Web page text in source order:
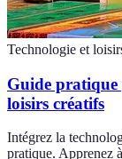
Technologie et
Guide pratique
loisirs créatifs
Intégrez la
pratique. Apprenez